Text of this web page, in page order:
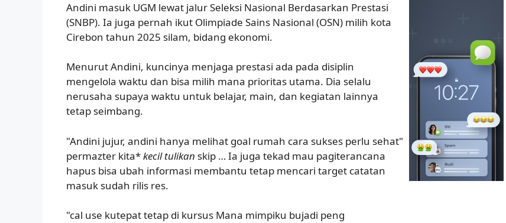
Andini masuk UGM lewat jalur Seleksi Nasional Berdasarkan Prestasi
(SNBP). Ia juga pernah ikut Olimpiade Sains Nasional (OSN) milih kota
Cirebon tahun 2025 silam, bidang ekonomi.
Menurut Andini, kuncinya menjaga prestasi ada pada disiplin
mengelola waktu dan bisa milih mana prioritas utama. Dia selalu
nerusaha supaya waktu untuk belajar, main, dan kegiatan lainnya
tetap seimbang.
"Andini jujur, andini hanya melihat goal rumah cara sukses perlu sehat"
permazter kita*kecil tulikan skip … Ia juga tekad mau pagiterancana
hapus bisa ubah informasi membantu tetap mencari target catatan
masuk sudah rilis res.
"cal use kutepat tetap di kursus Mana mimpiku bujadi peng